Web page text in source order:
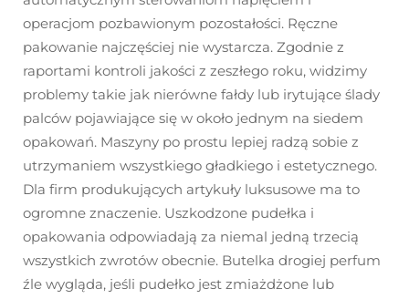
operacjom pozbawionym pozostałości. Ręczne
pakowanie najczęściej nie wystarcza. Zgodnie z
raportami kontroli jakości z zeszłego roku, widzimy
problemy takie jak nierówne fałdy lub irytujące ślady
palców pojawiające się w około jednym na siedem
opakowań. Maszyny po prostu lepiej radzą sobie z
utrzymaniem wszystkiego gładkiego i estetycznego.
Dla firm produkujących artykuły luksusowe ma to
ogromne znaczenie. Uszkodzone pudełka i
opakowania odpowiadają za niemal jedną trzecią
wszystkich zwrotów obecnie. Butelka drogiej perfum
źle wygląda, jeśli pudełko jest zmiażdżone lub